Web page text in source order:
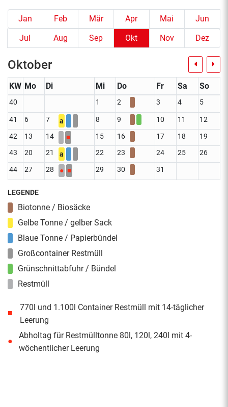
Jan Feb Mär Apr Mai
Jun
Jul
Aug Sep Okt Nov Dez
Oktober
KW Mo Di Mi Do Fr Sa So
40 1 2 3 4 5
41 6 7 a 8 9 10 11 12
42 13 14 ■ 15 16 17 18
19
43
20 21 a 22 23 24 25 26
44 27 28 ● ■ 29 30 31
LEGENDE
Biotonne / Biosäcke
Gelbe Tonne / gelber Sack
Blaue Tonne / Papierbündel
Großcontainer Restmüll
Grünschnittabfuhr / Bündel
Restmüll
■
770l und 1.100l Container Restmüll mit 14-täglicher
Leerung
●
Abholtag für Restmülltonne 80l, 120l, 240l mit 4-
wöchentlicher Leerung